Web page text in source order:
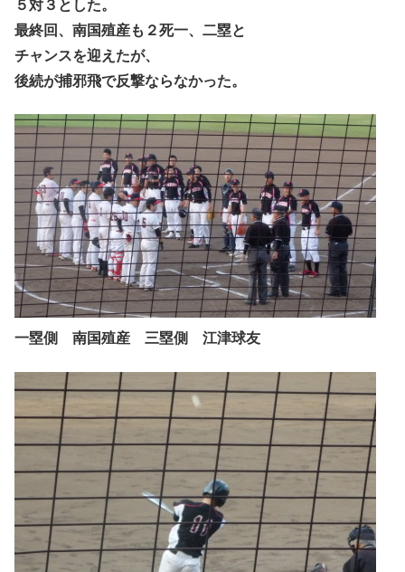
５対３とした。
最終回、南国殖産も２死一、二塁と
チャンスを迎えたが、
後続が捕邪飛で反撃ならなかった。
一塁側 南国殖産 三塁側 江津球友